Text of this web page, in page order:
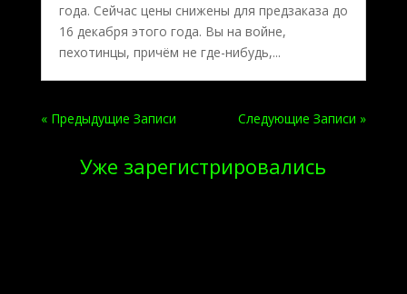
года. Сейчас цены снижены для предзаказа до
16 декабря этого года. Вы на войне,
пехотинцы, причём не где-нибудь,...
« Предыдущие Записи Следующие Записи »
Уже зарегистрировались